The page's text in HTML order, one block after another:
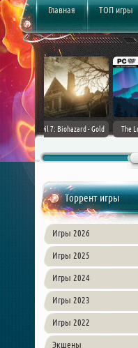
Главная ТОП игры
(2017)
TheHunter: Call of the Wild [+
Торрент игры
Игры 2026
Игры 2025
Игры 2024
Игры 2023
Игры 2022
Экшены